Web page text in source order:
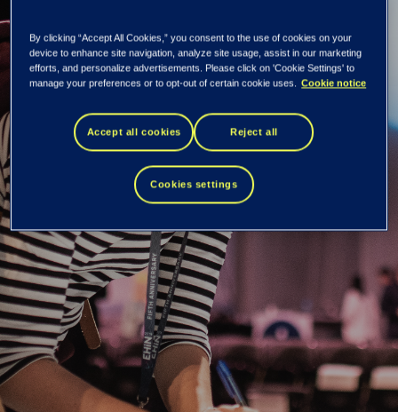
EHiN: 300 vafler på
to dager
Om du vil at nordmenn skal være ærlige, server dem
vafler. 300 vafler, for å være helt nøyaktig.
By clicking “Accept All Cookies,” you consent to the use of cookies on your
device to enhance site navigation, analyze site usage, assist in our marketing
efforts, and personalize advertisements. Please click on 'Cookie Settings' to
manage your preferences or to opt-out of certain cookie uses.
Cookie notice
Accept all cookies Reject all
Cookies settings